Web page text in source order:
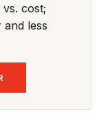
cost;
and less